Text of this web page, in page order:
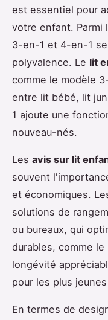
est essentiel pour
votre enfant. Parmi
3-en-1 et 4-en-1
polyvalence. Le lit
comme le modèle
entre lit bébé, lit
1 ajoute une
nouveau-nés.
Les avis sur lit
souvent
et économiques.
solutions de
ou bureaux, qui
durables, comme
longévité
pour les plus
En termes de